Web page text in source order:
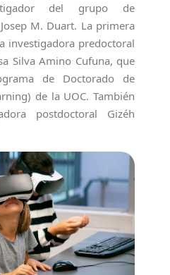
del grupo de
M. Duart. La primera
investigadora predoctoral
Silva Amino Cufuna, que
de Doctorado de
de la UOC. También
postdoctoral Gizéh